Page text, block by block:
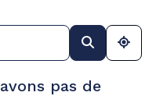
pas de